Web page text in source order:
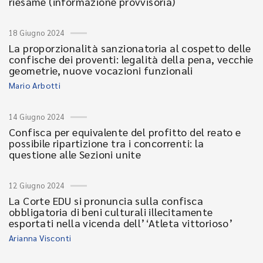
18 Giugno 2024
La proporzionalità sanzionatoria al cospetto delle
confische dei proventi: legalità della pena, vecchie
geometrie, nuove vocazioni funzionali
Mario Arbotti
14 Giugno 2024
Confisca per equivalente del profitto del reato e
possibile ripartizione tra i concorrenti: la
questione alle Sezioni unite
12 Giugno 2024
La Corte EDU si pronuncia sulla confisca
obbligatoria di beni culturali illecitamente
esportati nella vicenda dell’‘Atleta vittorioso’
Arianna Visconti